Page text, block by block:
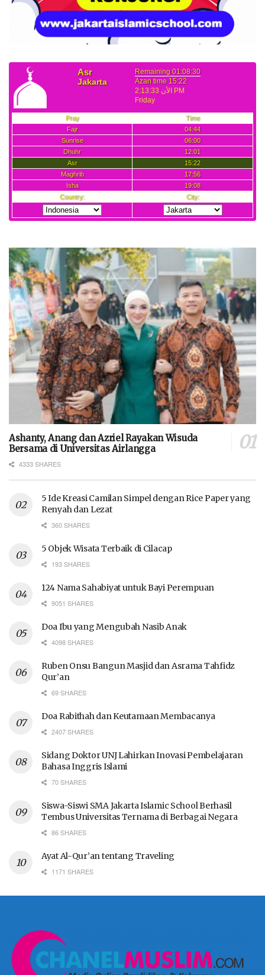
Ashanty, Anang dan Azriel Rayakan Wisuda
Bersama di Universitas Airlangga
4333 SHARES
5 Ide Kreasi Camilan Simpel dengan Rice Paper yang
Renyah dan Lezat
360 SHARES
5 Objek Wisata Terbaik di Cilacap
193 SHARES
124 Nama Sahabiyat untuk Bayi Perempuan
9051 SHARES
Doa Ibu yang Mengubah Nasib Anak
4098 SHARES
Ruben Onsu Bangun Masjid dan Asrama Tahfidz
Qur’an
69 SHARES
Doa Rabithah dan Keutamaan Membacanya
2407 SHARES
Sidang Doktor UNJ Lahirkan Inovasi Pembelajaran
Bahasa Inggris Islami
70 SHARES
Siswa-Siswi SMA Jakarta Islamic School Berhasil
Tembus Universitas Ternama di Berbagai Negara
86 SHARES
Ayat Al-Qur’an tentang Traveling
1171 SHARES